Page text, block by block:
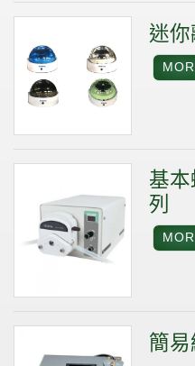
迷
基
列
簡